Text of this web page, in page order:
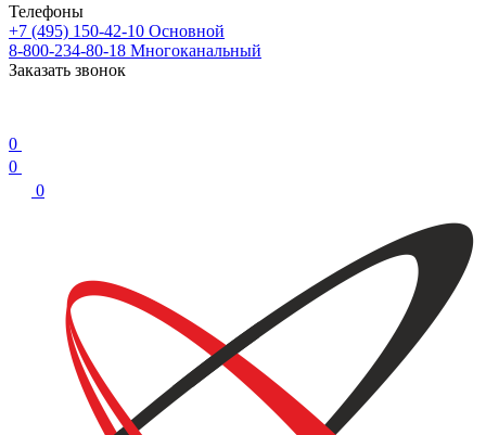
Телефоны
+7 (495) 150-42-10 Основной
8-800-234-80-18 Многоканальный
Заказать звонок
0
0
0